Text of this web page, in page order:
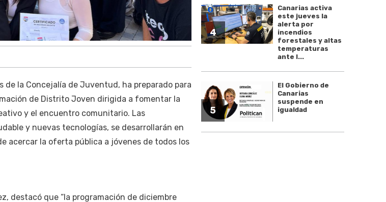
la Concejalía de Juventud, ha preparado para
de Distrito Joven dirigida a fomentar la
y el encuentro comunitario. Las
y nuevas tecnologías, se desarrollarán en
acercar la oferta pública a jóvenes de todos los
destacó que “la programación de diciembre
4
Canarias activa
este jueves la
alerta por
incendios
forestales y altas
temperaturas
ante l...
5
El Gobierno de
Canarias
suspende en
igualdad